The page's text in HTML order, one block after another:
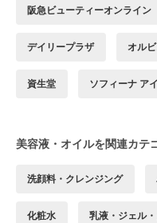
阪急ビューティーオンライン
デイリープラザ オル
資生堂 ソフィーナ ア
美容液・オイルを関連カテ
洗顔料・クレンジング
化粧水 乳液・ジェル